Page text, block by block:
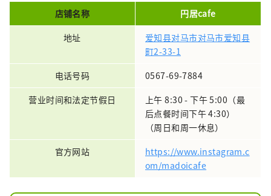
店铺名称
円居cafe
地址
爱知县对马市对马市爱知县
町2-33-1
电话号码
0567-69-7884
营业时间和法定节假日
上午 8:30 - 下午 5:00（最
后点餐时间下午 4:30）
（周日和周一休息）
官方网站
https://www.instagram.c
om/madoicafe